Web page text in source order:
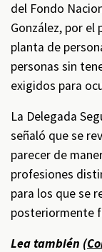
del Fondo
González, por el
planta de
personas sin
exigidos para
La Delegada
señaló que se
parecer de
profesiones
para los que se
posteriormente
Lea también (